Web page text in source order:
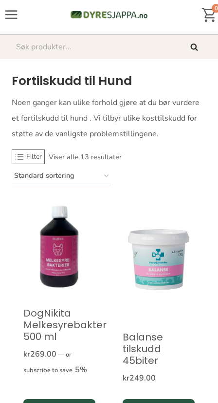
0
Søk
Søk
Fortilskudd til Hund
Noen ganger kan ulike forhold gjøre at du bør vurdere
et fortilskudd til hund . Vi tilbyr ulike kosttilskudd for
støtte av de vanligste problemstillingene.
Filter Viser alle 13 resultater
DogNikita
Melkesyrebakterier
500 ml
kr269.00 —or
subscribe to save 5%
Balanse
tilskudd
45biter
kr249.00